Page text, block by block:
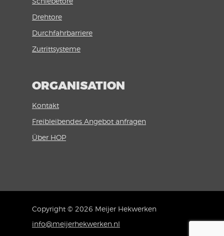
Schiebetore
Drehtore
Durchfahrbarriere
Zutrittsysteme
ORGANISATION
Kontakt
Freibleibendes Angebot anfragen
Über HOP
Copyright © 2026 Meijer Hekwerken
info@meijerhekwerken.nl